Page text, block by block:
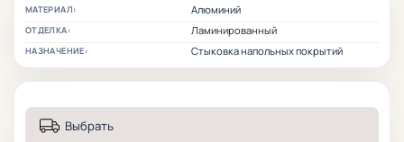
МАТЕРИАЛ: Алюминий
ОТДЕЛКА: Ламинированный
НАЗНАЧЕНИЕ: Стыковка напольных покрытий
Выбрать